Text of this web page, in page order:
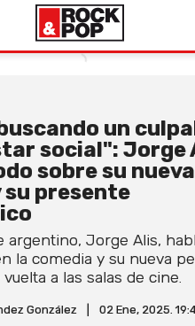
un
social": Jorge
sobre su nueva
su presente
argentino, Jorge Alis,
la comedia y su nueva
a las salas de cine.
González 02 Ene, 2025.